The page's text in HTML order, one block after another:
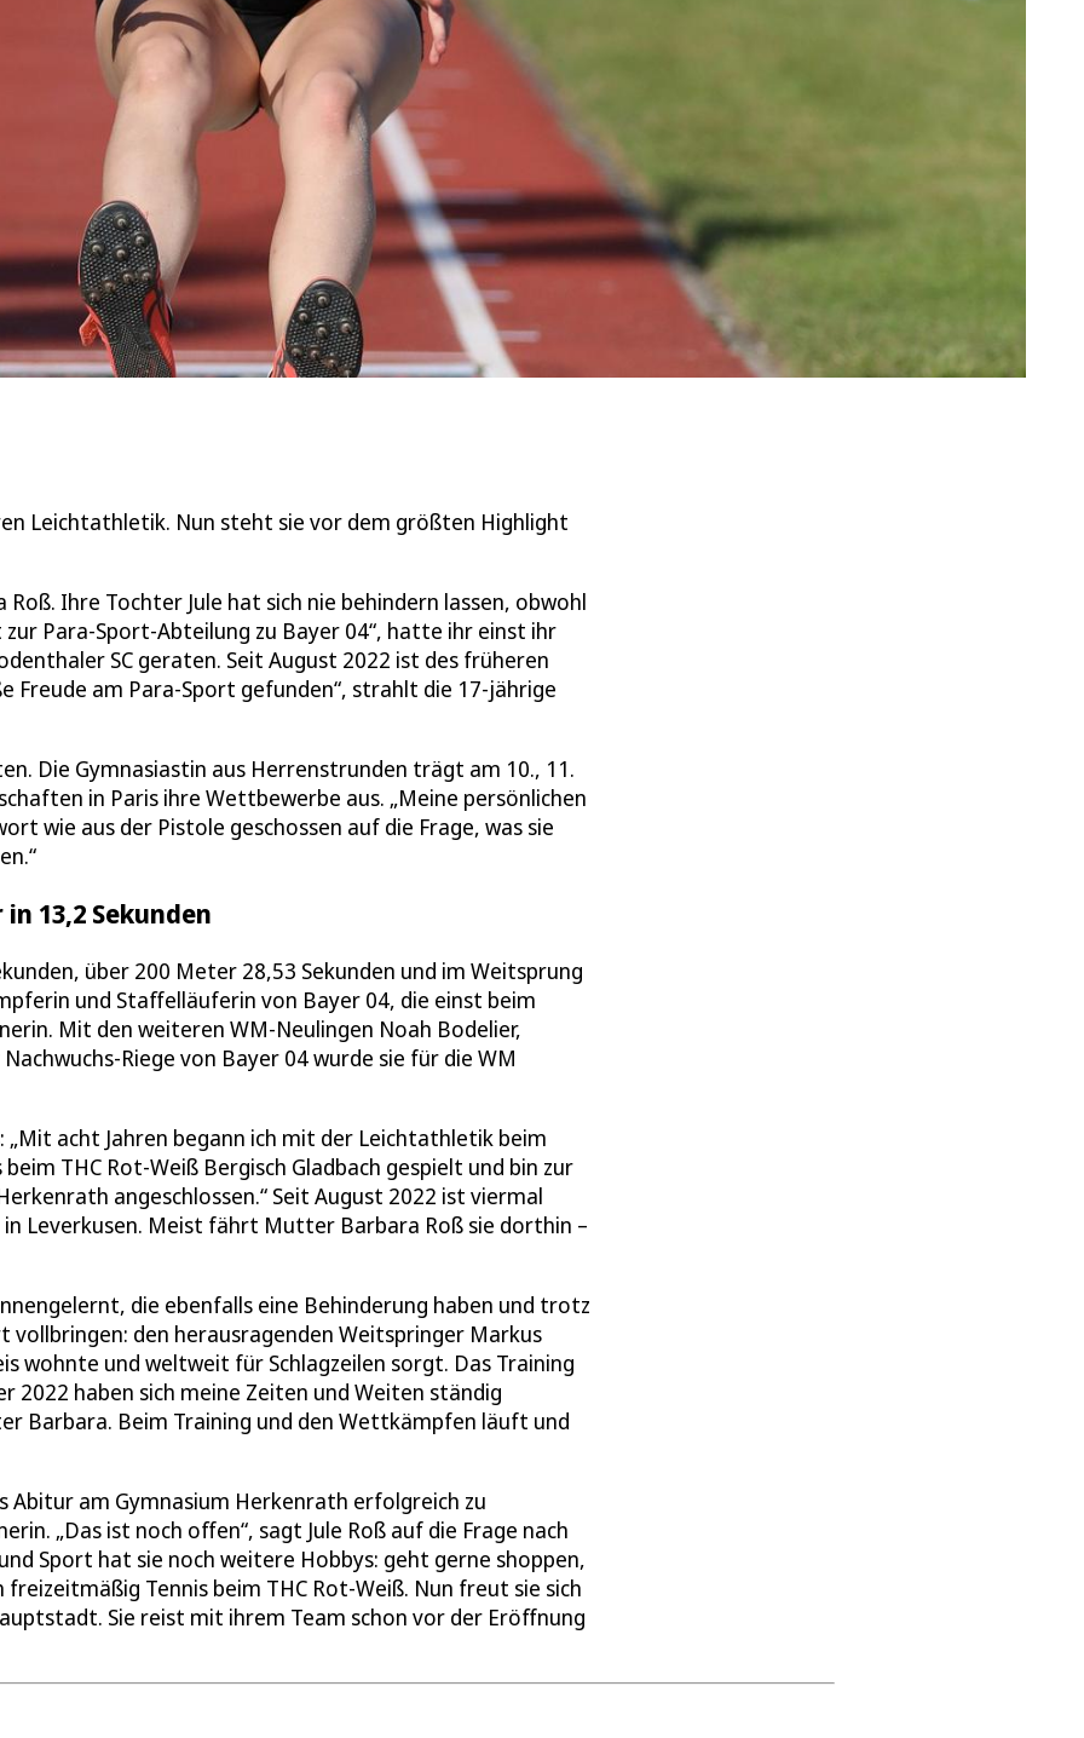
Leichtathletik. Nun steht sie vor dem größten Highlight
Ihre Tochter Jule hat sich nie behindern lassen, obwohl
Para-Sport-Abteilung zu Bayer 04“, hatte ihr einst ihr
SC geraten. Seit August 2022 ist des früheren
Freude am Para-Sport gefunden“, strahlt die 17-jährige
Die Gymnasiastin aus Herrenstrunden trägt am 10., 11.
in Paris ihre Wettbewerbe aus. „Meine persönlichen
wie aus der Pistole geschossen auf die Frage, was sie
13,2 Sekunden
über 200 Meter 28,53 Sekunden und im Weitsprung
und Staffelläuferin von Bayer 04, die einst beim
Mit den weiteren WM-Neulingen Noah Bodelier,
Riege von Bayer 04 wurde sie für die WM
acht Jahren begann ich mit der Leichtathletik beim
THC Rot-Weiß Bergisch Gladbach gespielt und bin zur
angeschlossen.“ Seit August 2022 ist viermal
Leverkusen. Meist fährt Mutter Barbara Roß sie dorthin –
die ebenfalls eine Behinderung haben und trotz
den herausragenden Weitspringer Markus
wohnte und weltweit für Schlagzeilen sorgt. Das Training
2022 haben sich meine Zeiten und Weiten ständig
Barbara. Beim Training und den Wettkämpfen läuft und
Abitur am Gymnasium Herkenrath erfolgreich zu
„Das ist noch offen“, sagt Jule Roß auf die Frage nach
Sport hat sie noch weitere Hobbys: geht gerne shoppen,
Tennis beim THC Rot-Weiß. Nun freut sie sich
Sie reist mit ihrem Team schon vor der Eröffnung